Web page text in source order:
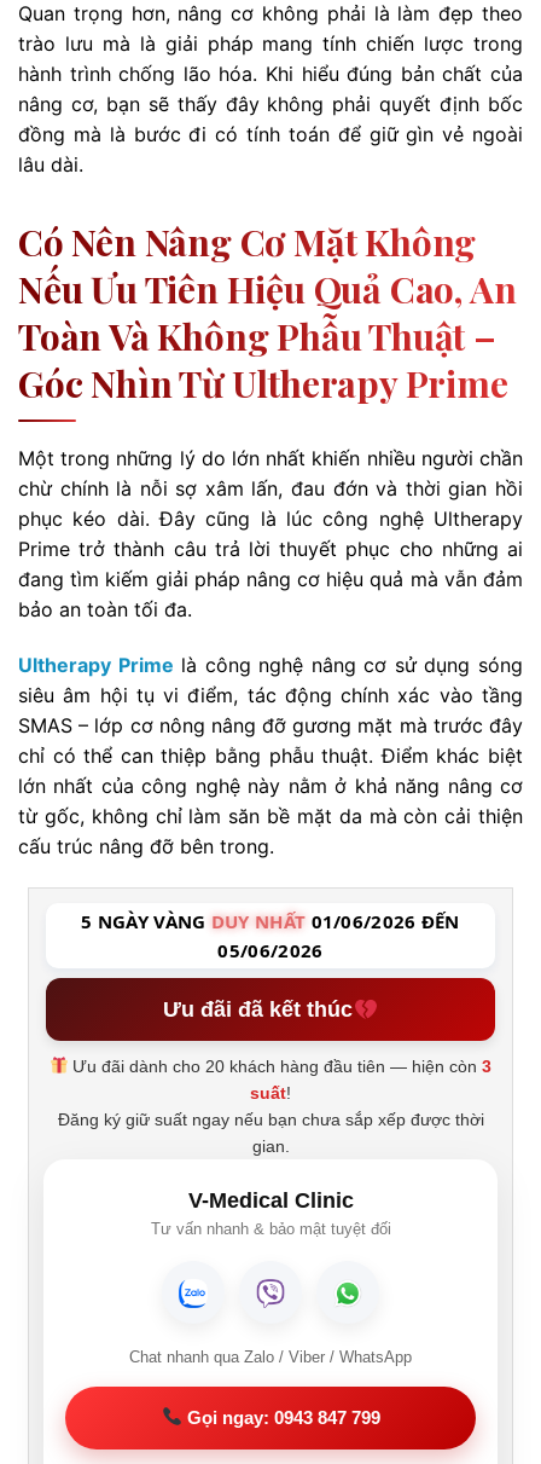
Quan trọng hơn, nâng cơ không phải là làm đẹp theo
trào lưu mà là giải pháp mang tính chiến lược trong
hành trình chống lão hóa. Khi hiểu đúng bản chất của
nâng cơ, bạn sẽ thấy đây không phải quyết định bốc
đồng mà là bước đi có tính toán để giữ gìn vẻ ngoài
lâu dài.
Có Nên Nâng Cơ Mặt Không
Nếu Ưu Tiên Hiệu Quả Cao, An
Toàn Và Không Phẫu Thuật –
Góc Nhìn Từ Ultherapy Prime
Một trong những lý do lớn nhất khiến nhiều người chần
chừ chính là nỗi sợ xâm lấn, đau đớn và thời gian hồi
phục kéo dài. Đây cũng là lúc công nghệ Ultherapy
Prime trở thành câu trả lời thuyết phục cho những ai
đang tìm kiếm giải pháp nâng cơ hiệu quả mà vẫn đảm
bảo an toàn tối đa.
Ultherapy Prime là công nghệ nâng cơ sử dụng sóng
siêu âm hội tụ vi điểm, tác động chính xác vào tầng
SMAS – lớp cơ nông nâng đỡ gương mặt mà trước đây
chỉ có thể can thiệp bằng phẫu thuật. Điểm khác biệt
lớn nhất của công nghệ này nằm ở khả năng nâng cơ
từ gốc, không chỉ làm săn bề mặt da mà còn cải thiện
cấu trúc nâng đỡ bên trong.
5 NGÀY VÀNG DUY NHẤT 01/06/2026 ĐẾN
05/06/2026
Ưu đãi đã kết thúc
Ưu đãi dành cho 20 khách hàng đầu tiên — hiện còn3
suất!
Đăng ký giữ suất ngay nếu bạn chưa sắp xếp được thời
gian.
V-Medical Clinic
Tư vấn nhanh & bảo mật tuyệt đối
Chat nhanh qua Zalo / Viber / WhatsApp
Gọi ngay: 0943 847 799